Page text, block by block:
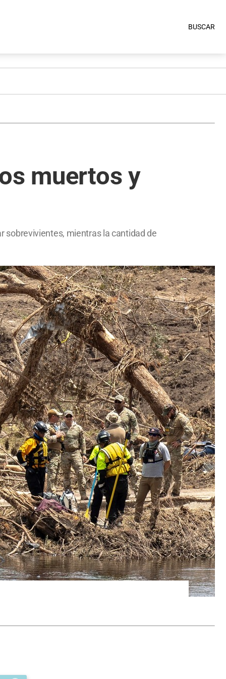
BUSCAR
muertos y
sobrevivientes, mientras la cantidad de